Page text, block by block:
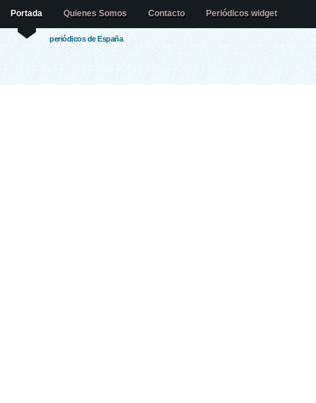
periódicos de España
Portada Quienes Somos Contacto Periódicos widget